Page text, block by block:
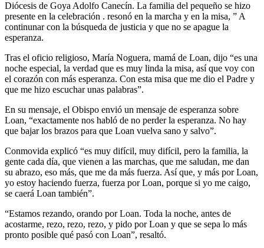
Diócesis de Goya Adolfo Canecín. La familia del pequeño se hizo
presente en la celebración . resonó en la marcha y en la misa, ” A
continunar con la búsqueda de justicia y que no se apague la
esperanza.
Tras el oficio religioso, María Noguera, mamá de Loan, dijo “es una
noche especial, la verdad que es muy linda la misa, así que voy con
el corazón con más esperanza. Con esta misa que me dio el Padre y
que me hizo escuchar unas palabras”.
En su mensaje, el Obispo envió un mensaje de esperanza sobre
Loan, “exactamente nos habló de no perder la esperanza. No hay
que bajar los brazos para que Loan vuelva sano y salvo”.
Conmovida explicó “es muy difícil, muy difícil, pero la familia, la
gente cada día, que vienen a las marchas, que me saludan, me dan
su abrazo, eso más, que me da más fuerza. Así que, y más por Loan,
yo estoy haciendo fuerza, fuerza por Loan, porque si yo me caigo,
se caerá Loan también”.
“Estamos rezando, orando por Loan. Toda la noche, antes de
acostarme, rezo, rezo, rezo, y pido por Loan y que se sepa lo más
pronto posible qué pasó con Loan”, resaltó.